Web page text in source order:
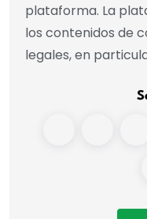
plataforma. La
los contenidos de
legales, en